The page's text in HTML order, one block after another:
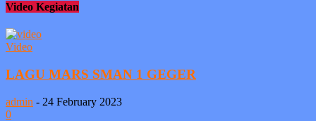
Video Kegiatan
Video
LAGU MARS SMAN 1 GEGER
admin - 24 February 2023
0